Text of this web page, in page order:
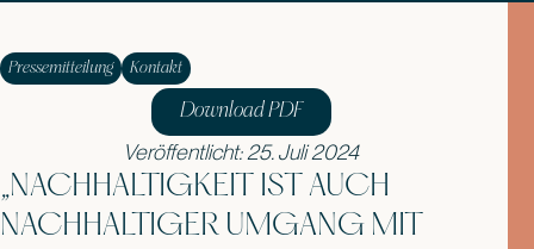
Pressemitteilung Kontakt
Download PDF
Veröffentlicht: 25. Juli 2024
„NACHHALTIGKEIT IST AUCH
NACHHALTIGER UMGANG MIT